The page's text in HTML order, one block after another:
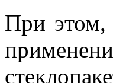
При этом,